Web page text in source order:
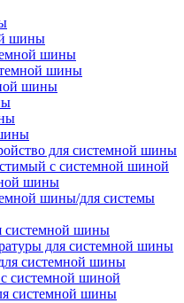
шины
шины
шины
шины
для системной шины
с системной шиной
шины
шины/для системы
системной шины
для системной шины
системной шины
системной шиной
системной шины